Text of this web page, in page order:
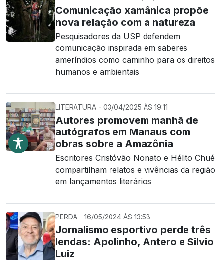
Comunicação xamânica propõe
nova relação com a natureza
Pesquisadores da USP defendem
comunicação inspirada em saberes
ameríndios como caminho para os direitos
humanos e ambientais
LITERATURA - 03/04/2025 ÀS 19:11
Autores promovem manhã de
autógrafos em Manaus com
obras sobre a Amazônia
Escritores Cristóvão Nonato e Hélito Chué
compartilham relatos e vivências da região
em lançamentos literários
PERDA - 16/05/2024 ÀS 13:58
Jornalismo esportivo perde três
lendas: Apolinho, Antero e Silvio
Luiz